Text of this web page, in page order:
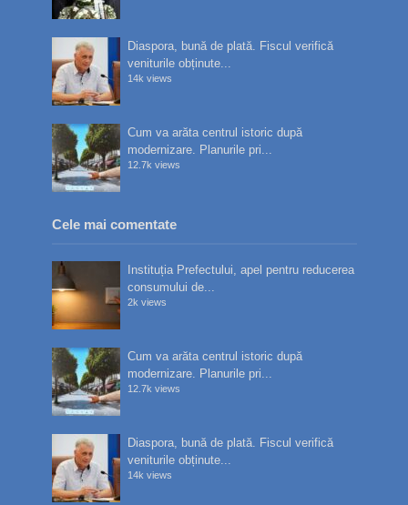
Diaspora, bună de plată. Fiscul verifică
veniturile obținute...
14k views
Cum va arăta centrul istoric după
modernizare. Planurile pri...
12.7k views
Cele mai comentate
Instituția Prefectului, apel pentru reducerea
consumului de...
2k views
Cum va arăta centrul istoric după
modernizare. Planurile pri...
12.7k views
Diaspora, bună de plată. Fiscul verifică
veniturile obținute...
14k views